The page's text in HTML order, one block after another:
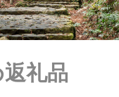
とは
礼品